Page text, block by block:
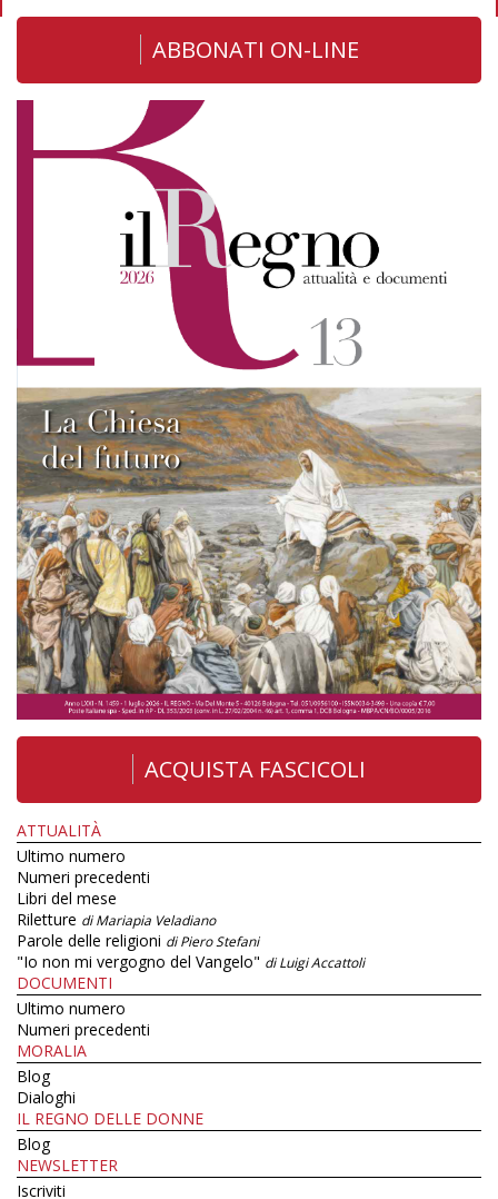
ABBONATI ON-LINE
ACQUISTA FASCICOLI
ATTUALITÀ
Ultimo numero
Numeri precedenti
Libri del mese
Riletture di Mariapia Veladiano
Parole delle religioni di Piero Stefani
"Io non mi vergogno del Vangelo" di Luigi Accattoli
DOCUMENTI
Ultimo numero
Numeri precedenti
MORALIA
Blog
Dialoghi
IL REGNO DELLE DONNE
Blog
NEWSLETTER
Iscriviti